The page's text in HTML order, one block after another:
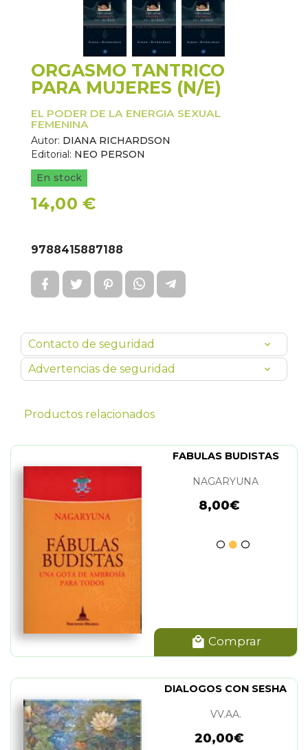
ORGASMO TANTRICO
PARA MUJERES (N/E)
EL PODER DE LA ENERGIA SEXUAL
FEMENINA
Autor: DIANA RICHARDSON
Editorial: NEO PERSON
En stock
14,00 €
9788415887188
Contacto de seguridad
Advertencias de seguridad
Productos relacionados
FABULAS BUDISTAS
NAGARYUNA
8,00€
Comprar
DIALOGOS CON SESHA
VV.AA.
20,00€